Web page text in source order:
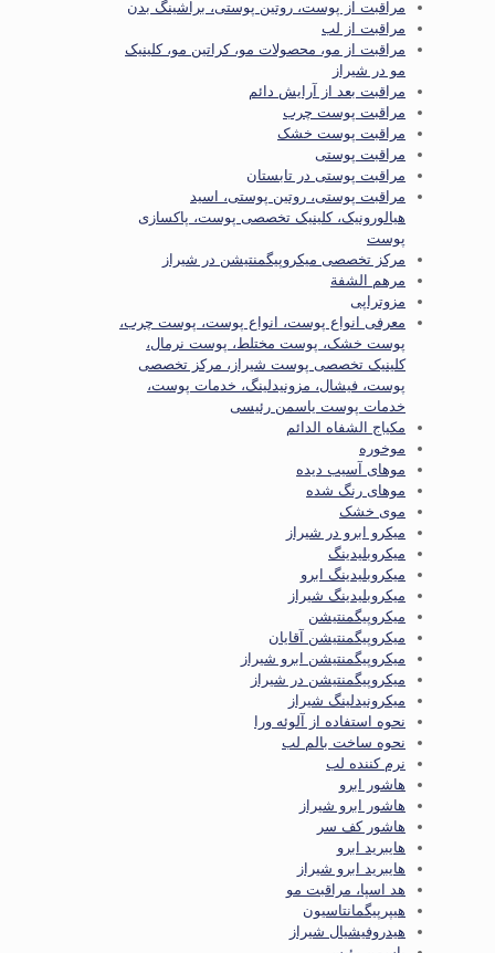
مراقبت از پوست، روتین پوستی، براشینگ بدن
مراقبت از لب
مراقبت از مو، محصولات مو، کراتین مو، کلینیک
مو در شیراز
مراقبت بعد از آرایش دائم
مراقبت پوست چرب
مراقبت پوست خشک
مراقبت پوستی
مراقبت پوستی در تابستان
مراقبت پوستی، روتین پوستی، اسید
هیالورونیک، کلینیک تخصصی پوست، پاکسازی
پوست
مرکز تخصصی میکروپیگمنتیشن در شیراز
مرهم الشفة
مزوتراپی
معرفی انواع پوست، انواع پوست، پوست چرب،
پوست خشک، پوست مختلط، پوست نرمال،
کلینیک تخصصی پوست شیراز، مرکز تخصصی
پوست، فیشال، مزونیدلینگ، خدمات پوست،
خدمات پوست یاسمن رئیسی
مكياج الشفاه الدائم
موخوره
موهای آسیب دیده
موهای رنگ شده
موی خشک
میکرو ابرو در شیراز
میکروبلیدینگ
میکروبلیدینگ ابرو
میکروبلیدینگ شیراز
میکروپیگمنتیشن
میکروپیگمنتیشن آقایان
میکروپیگمنتیشن ابرو شیراز
میکروپیگمنتیشن در شیراز
میکرونیدلینگ شیراز
نحوه استفاده از آلوئه ورا
نحوه ساخت بالم لب
نرم کننده لب
هاشور ابرو
هاشور ابرو شیراز
هاشور کف سر
هایبرید ابرو
هایبرید ابرو شیراز
هد اسپا، مراقبت مو
هیپرپیگمانتاسیون
هیدروفیشیال شیراز